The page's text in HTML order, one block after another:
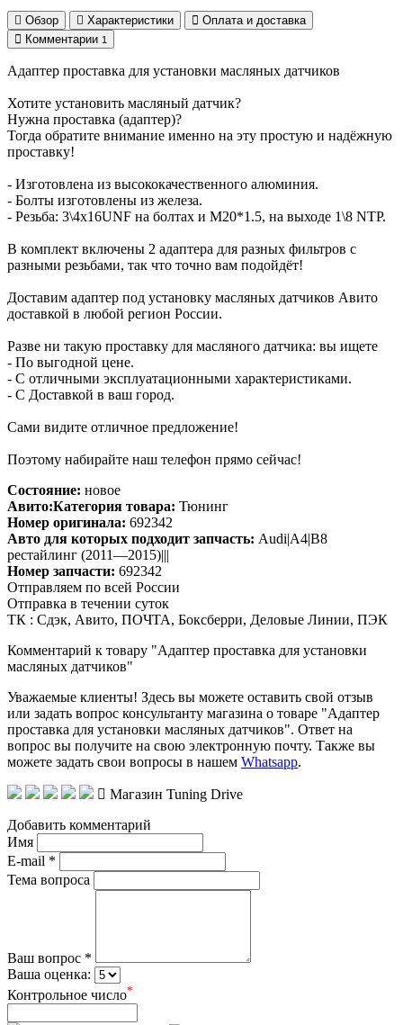
Обзор Характеристики
Оплата и доставка
Комментарии 1
Адаптер проставка для установки масляных датчиков
Хотите установить масляный датчик?
Нужна проставка (адаптер)?
Тогда обратите внимание именно на эту простую и надёжную
проставку!
- Изготовлена из высококачественного алюминия.
- Болты изготовлены из железа.
- Резьба: 3\4х16UNF на болтах и M20*1.5, на выходе 1\8 NTP.
В комплект включены 2 адаптера для разных фильтров с
разными резьбами, так что точно вам подойдёт!
Доставим адаптер под установку масляных датчиков Авито
доставкой в любой регион России.
Разве ни такую проставку для масляного датчика: вы ищете
- По выгодной цене.
- С отличными эксплуатационными характеристиками.
- С Доставкой в ваш город.
Сами видите отличное предложение!
Поэтому набирайте наш телефон прямо сейчас!
Состояние: новое
Авито:Категория товара: Тюнинг
Номер оригинала: 692342
Авто для которых подходит запчасть: Audi|A4|B8
рестайлинг (2011—2015)|||
Номер запчасти: 692342
Отправляем по всей России
Отправка в течении суток
ТК : Сдэк, Авито, ПОЧТА, Боксберри, Деловые Линии, ПЭК
Комментарий к товару "Адаптер проставка для установки
масляных датчиков"
Уважаемые клиенты! Здесь вы можете оставить свой отзыв
или задать вопрос консультанту магазина о товаре "Адаптер
проставка для установки масляных датчиков". Ответ на
вопрос вы получите на свою электронную почту. Также вы
можете задать свои вопросы в нашем Whatsapp.
Магазин Tuning Drive
Добавить комментарий
Имя
E-mail *
Тема вопроса
Ваш вопрос *
Ваша оценка:
Контрольное число*